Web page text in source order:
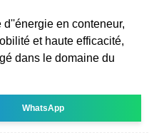
d''énergie en conteneur,
et haute efficacité,
dans le domaine du
WhatsApp